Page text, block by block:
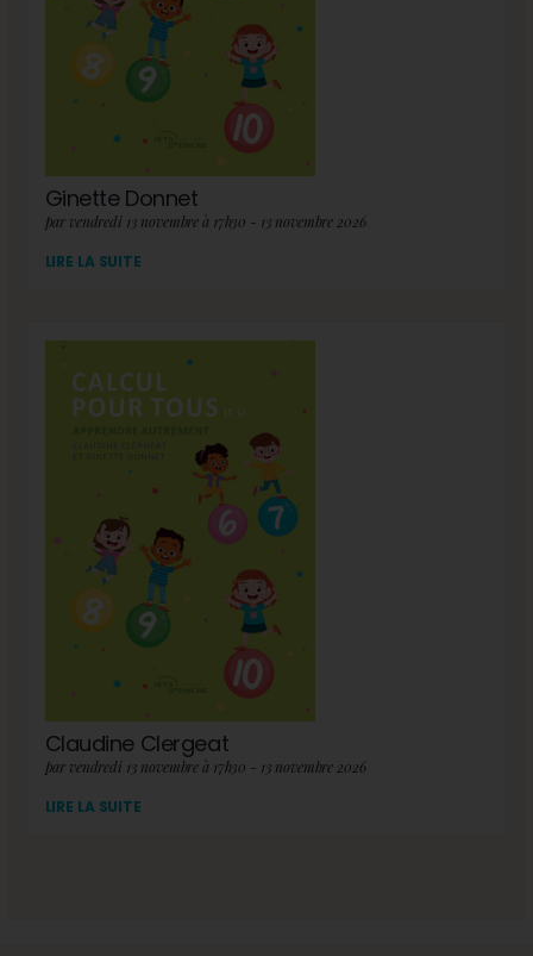
Ginette Donnet
par vendredi 13 novembre à 17h30 - 13 novembre 2026
LIRE LA SUITE
Claudine Clergeat
par vendredi 13 novembre à 17h30 - 13 novembre 2026
LIRE LA SUITE